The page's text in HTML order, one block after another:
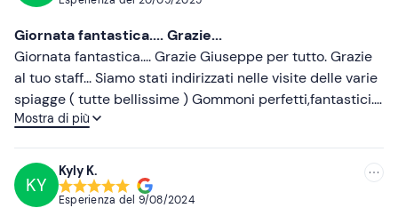
Documento d’identità necessario per il noleggio
Giornata fantastica.... Grazie...
Giornata fantastica.... Grazie Giuseppe per tutto. Grazie
al tuo staff... Siamo stati indirizzati nelle visite delle varie
spiagge ( tutte bellissime ) Gommoni perfetti,fantastici...
Abbiamo passato una splendida giornata....
Mostra di più
KY
Kyly K.
Esperienza del 9/08/2024